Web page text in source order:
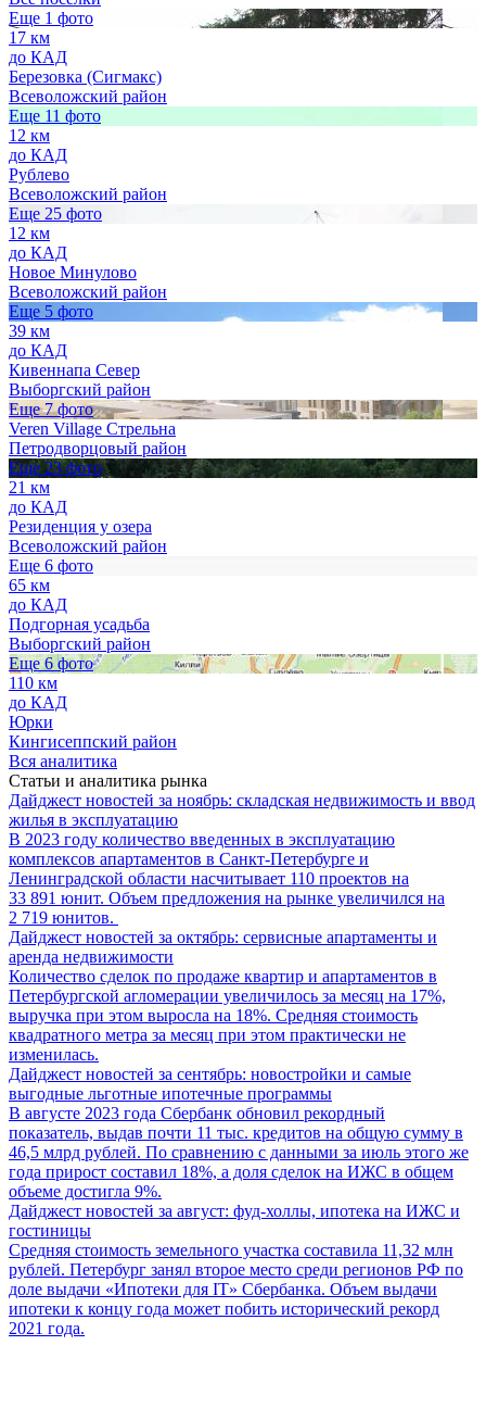
Еще 1 фото
17 км
до КАД
Березовка (Сигмакс)
Всеволожский район
Еще 11 фото
12 км
до КАД
Рублево
Всеволожский район
Еще 25 фото
12 км
до КАД
Новое Минулово
Всеволожский район
Еще 5 фото
39 км
до КАД
Кивеннапа Север
Выборгский район
Еще 7 фото
Veren Village Стрельна
Петродворцовый район
Еще 23 фото
21 км
до КАД
Резиденция у озера
Всеволожский район
Еще 6 фото
65 км
до КАД
Подгорная усадьба
Выборгский район
Еще 6 фото
110 км
до КАД
Юрки
Кингисеппский район
Вся аналитика
Статьи и аналитика рынка
Дайджест новостей за ноябрь: складская недвижимость и ввод
жилья в эксплуатацию
В 2023 году количество введенных в эксплуатацию
комплексов апартаментов в Санкт-Петербурге и
Ленинградской области насчитывает 110 проектов на
33 891 юнит. Объем предложения на рынке увеличился на
2 719 юнитов.
Дайджест новостей за октябрь: сервисные апартаменты и
аренда недвижимости
Количество сделок по продаже квартир и апартаментов в
Петербургской агломерации увеличилось за месяц на 17%,
выручка при этом выросла на 18%. Средняя стоимость
квадратного метра за месяц при этом практически не
изменилась.
Дайджест новостей за сентябрь: новостройки и самые
выгодные льготные ипотечные программы
В августе 2023 года Сбербанк обновил рекордный
показатель, выдав почти 11 тыс. кредитов на общую сумму в
46,5 млрд рублей. По сравнению с данными за июль этого же
года прирост составил 18%, а доля сделок на ИЖС в общем
объеме достигла 9%.
Дайджест новостей за август: фуд-холлы, ипотека на ИЖС и
гостиницы
Средняя стоимость земельного участка составила 11,32 млн
рублей. Петербург занял второе место среди регионов РФ по
доле выдачи «Ипотеки для IT» Сбербанка. Объем выдачи
ипотеки к концу года может побить исторический рекорд
2021 года.